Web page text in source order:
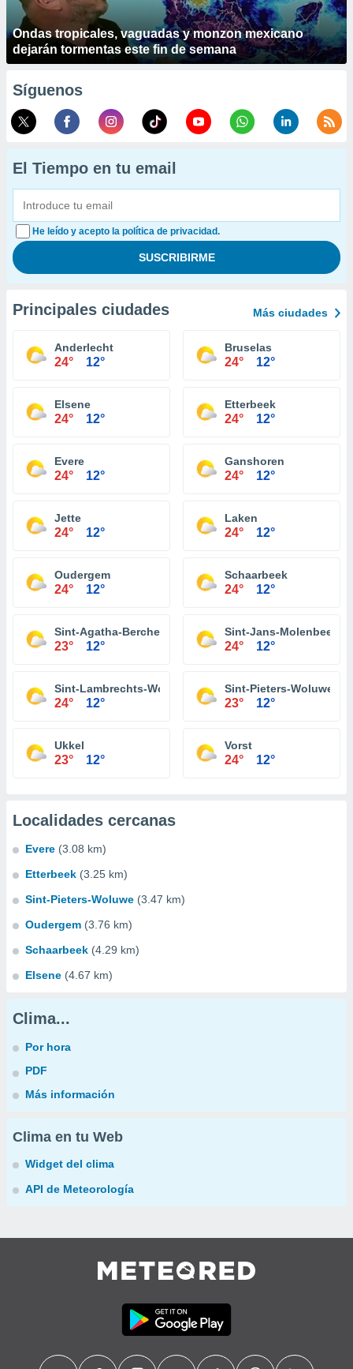
Ondas tropicales, vaguadas y monzon mexicano
dejarán tormentas este fin de semana
Síguenos
El Tiempo en tu email
He leído y acepto la política de privacidad.
Principales ciudades Más ciudades
Anderlecht
24° 12°
Bruselas
24° 12°
Elsene
24° 12°
Etterbeek
24° 12°
Evere
24° 12°
Ganshoren
24° 12°
Jette
24° 12°
Laken
24° 12°
Oudergem
24° 12°
Schaarbeek
24° 12°
Sint-Agatha-Berchem
23° 12°
Sint-Jans-Molenbeek
24° 12°
Sint-Lambrechts-Woluwe
24° 12°
Sint-Pieters-Woluwe
23° 12°
Ukkel
23° 12°
Vorst
24° 12°
Localidades cercanas
Evere (3.08 km)
Etterbeek (3.25 km)
Sint-Pieters-Woluwe (3.47 km)
Oudergem (3.76 km)
Schaarbeek (4.29 km)
Elsene (4.67 km)
Clima...
Por hora
PDF
Más información
Clima en tu Web
Widget del clima
API de Meteorología